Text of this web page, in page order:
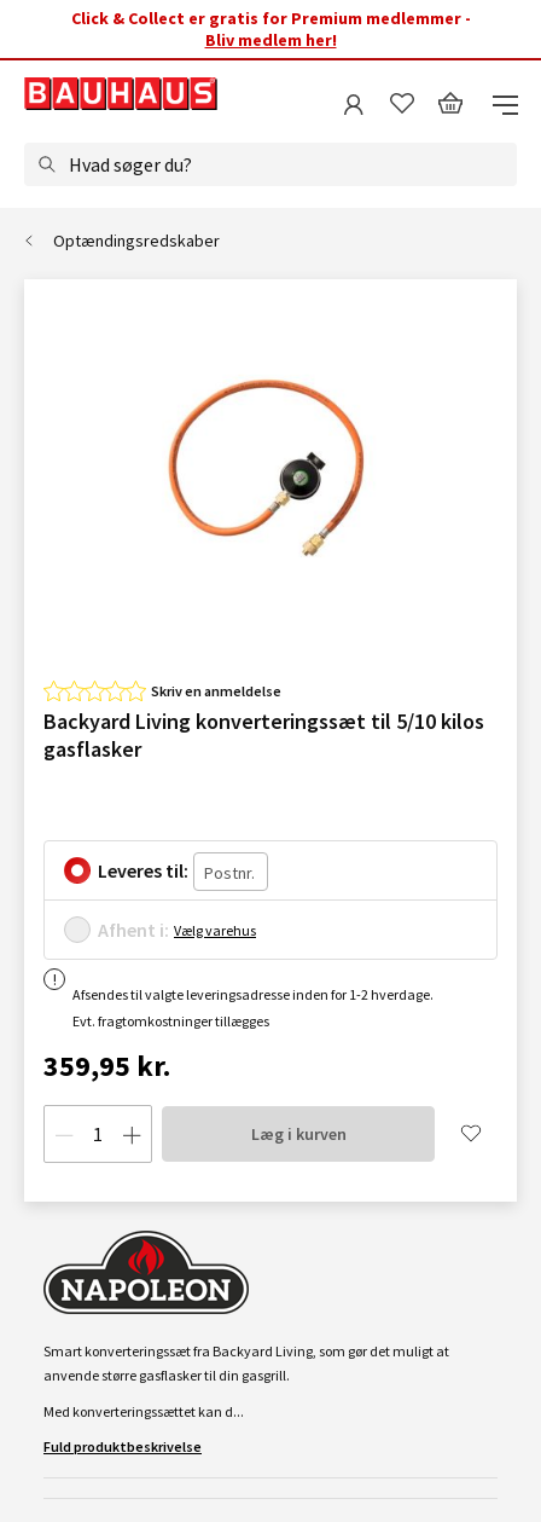
Click & Collect er gratis for Premium medlemmer -
Bliv medlem her!
Hvad søger du?
Optændingsredskaber
Skriv en anmeldelse
Backyard Living konverteringssæt til 5/10 kilos
gasflasker
Leveres til:
Afhent i: Vælg varehus
Afsendes til valgte leveringsadresse inden for 1-2 hverdage.
Evt. fragtomkostninger tillægges
359,95 kr.
Læg i kurven
Smart konverteringssæt fra Backyard Living, som gør det muligt at
anvende større gasflasker til din gasgrill.
Med konverteringssættet kan d...
Fuld produktbeskrivelse